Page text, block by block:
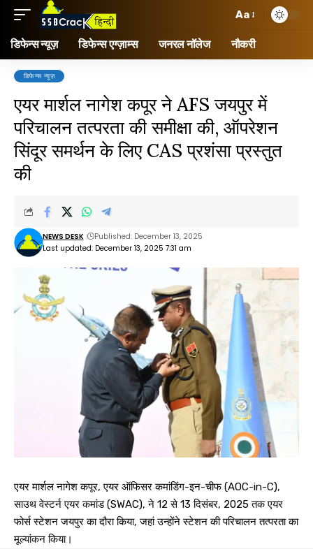
Aa
डिफेन्स न्यूज़ डिफेन्स एग्ज़ाम्स जनरल नॉलेज नौकरी
डिफेन्स न्यूज़
एयर मार्शल नागेश कपूर ने AFS जयपुर में
परिचालन तत्परता की समीक्षा की, ऑपरेशन
सिंदूर समर्थन के लिए CAS प्रशंसा प्रस्तुत
की
Last updated: December 13, 2025 7:31 am
NEWS DESK Published: December 13, 2025
एयर मार्शल नागेश कपूर, एयर ऑफिसर कमांडिंग-इन-चीफ (AOC-in-C),
साउथ वेस्टर्न एयर कमांड (SWAC), ने 12 से 13 दिसंबर, 2025 तक एयर
फोर्स स्टेशन जयपुर का दौरा किया, जहां उन्होंने स्टेशन की परिचालन तत्परता का
मूल्यांकन किया।